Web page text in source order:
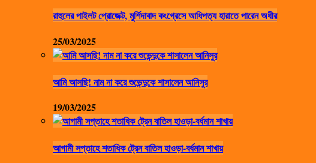
রাহুলের পাইলট প্রোজেক্ট, মুর্শিদাবাদ কংগ্রেসে আধিপত্য হারাতে পারেন অধীর
25/03/2025
আমি আসছি! নাম না করে শুভেন্দুকে শাসালেন আনিসুর
19/03/2025
আগামী সপ্তাহে শতাধিক ট্রেন বাতিল হাওড়া-বর্ধমান শাখায়